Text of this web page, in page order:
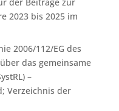
2023 bis 2025 im
2006/112/EG des
das gemeinsame
–
Verzeichnis der